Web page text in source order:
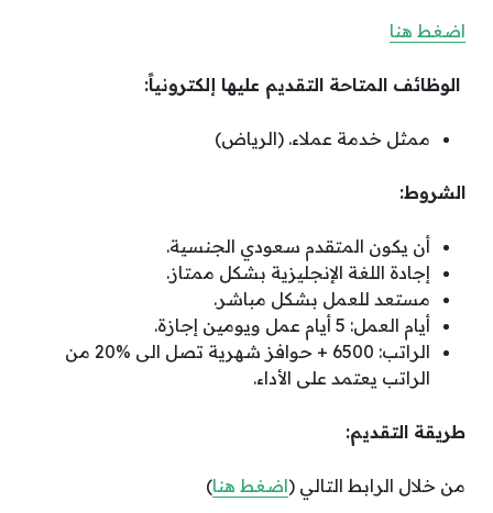
اضغط هنا
الوظائف المتاحة التقديم عليها إلكترونياً:
ممثل خدمة عملاء. (الرياض)
الشروط:
أن يكون المتقدم سعودي الجنسية.
إجادة اللغة الإنجليزية بشكل ممتاز.
مستعد للعمل بشكل مباشر.
أيام العمل: 5 أيام عمل ويومين إجازة.
الراتب: 6500 + حوافز شهرية تصل الى 20‎%‎ من
الراتب يعتمد على الأداء.
طريقة التقديم:
من خلال الرابط التالي (اضغط هنا)